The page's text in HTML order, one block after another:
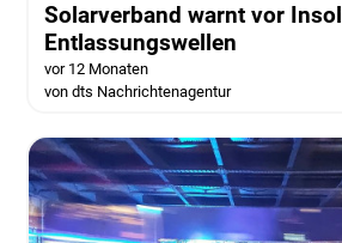
Solarverband warnt vor
Entlassungswellen
vor 12 Monaten
von dts Nachrichtenagentur